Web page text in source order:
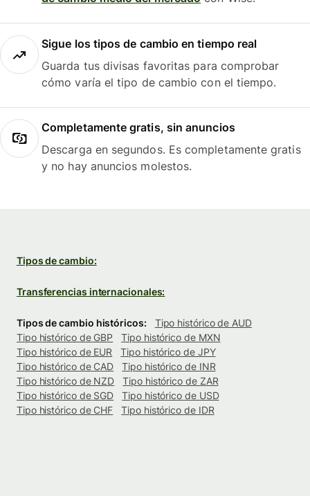
Sigue los tipos de cambio en tiempo real
Guarda tus divisas favoritas para comprobar
cómo varía el tipo de cambio con el tiempo.
Completamente gratis, sin anuncios
Descarga en segundos. Es completamente gratis
y no hay anuncios molestos.
Tipos de cambio:
Transferencias internacionales:
Tipos de cambio históricos:
Tipo histórico de AUD
Tipo histórico de GBP
Tipo histórico de MXN
Tipo histórico de EUR
Tipo histórico de JPY
Tipo histórico de CAD
Tipo histórico de INR
Tipo histórico de NZD
Tipo histórico de ZAR
Tipo histórico de SGD
Tipo histórico de USD
Tipo histórico de CHF
Tipo histórico de IDR